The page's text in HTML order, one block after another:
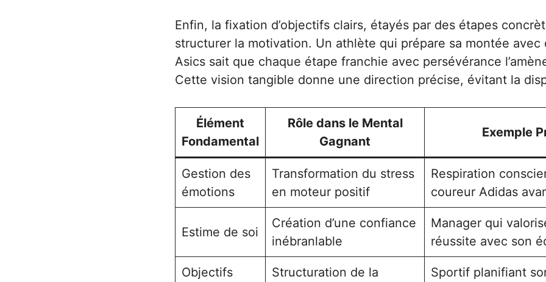
Enfin, la fixation d’objectifs clairs, étayés par des étapes
structurer la motivation. Un athlète qui prépare sa montée avec
Asics sait que chaque étape franchie avec persévérance
Cette vision tangible donne une direction précise, évitant la
Élément
Fondamental
Rôle dans le Mental
Gagnant
Exemple
Gestion des
émotions
Transformation du stress
en moteur positif
Respiration
coureur Adidas
Estime de soi
Création d’une confiance
inébranlable
Manager qui
réussite avec son
Objectifs
Structuration de la
Sportif planifiant